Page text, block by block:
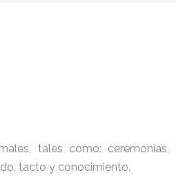
tales como: ceremonias,
tacto y conocimiento.